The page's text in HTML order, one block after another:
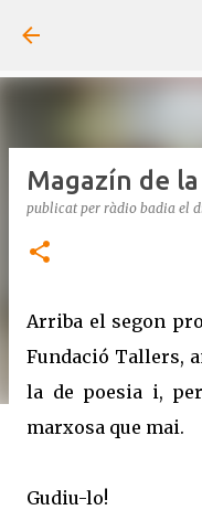
Magazín de
publicat per ràdio badia el
Arriba el segon
Fundació Tallers,
la de poesia i,
marxosa que mai.
Gudiu-lo!